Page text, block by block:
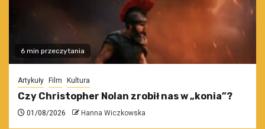
6 min przeczytania
Artykuły Film Kultura
Czy Christopher Nolan zrobił nas w „konia”?
01/08/2026 Hanna Wiczkowska